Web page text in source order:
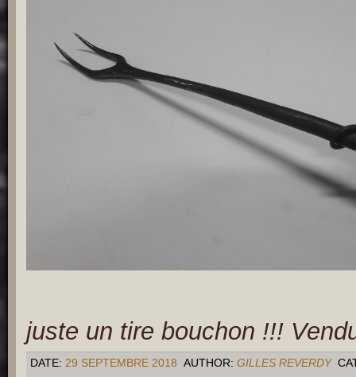
juste un tire bouchon !!!
DATE: 29 SEPTEMBRE 2018 AUTHOR: GILLES REVERDY